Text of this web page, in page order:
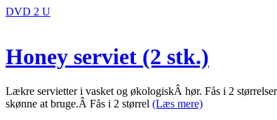
DVD 2 U
Honey serviet (2 stk.)
Lækre servietter i vasket og økologiskÂ hør. Fås i 2
skønne at bruge.Â Fås i 2 størrel (Læs mere)